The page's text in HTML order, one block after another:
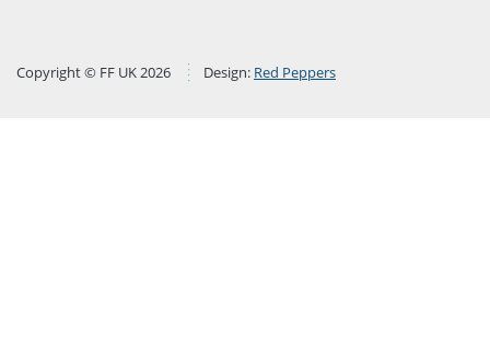
Copyright © FF UK 2026 Design: Red Peppers